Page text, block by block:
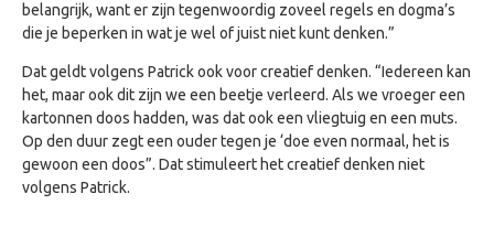
belangrijk, want er zijn tegenwoordig zoveel regels en dogma’s
die je beperken in wat je wel of juist niet kunt denken.”
Dat geldt volgens Patrick ook voor creatief denken. “Iedereen kan
het, maar ook dit zijn we een beetje verleerd. Als we vroeger een
kartonnen doos hadden, was dat ook een vliegtuig en een muts.
Op den duur zegt een ouder tegen je ‘doe even normaal, het is
gewoon een doos”. Dat stimuleert het creatief denken niet
volgens Patrick.